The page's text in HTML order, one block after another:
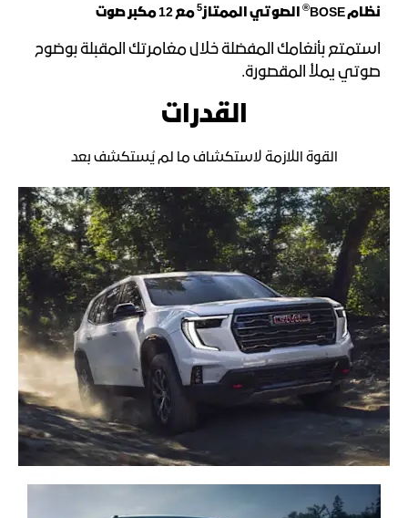
نظام BOSE ®الصوتي الممتاز5مع 12 مكبر صوت
استمتع بأنغامك المفضلة خلال مغامرتك المقبلة بوضوح
صوتي يملأ المقصورة.​
القدرات
القوة اللازمة لاستكشاف ما لم يُستكشف بعد